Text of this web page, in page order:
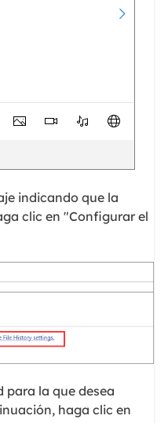
indicando que la
clic en "Configurar el
para la que desea
haga clic en